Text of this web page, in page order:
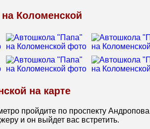
Коломенской
на карте
пройдите по проспекту
и он выйдет вас встретить.